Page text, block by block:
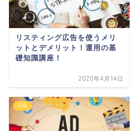
リスティング広告を使うメリ
ットとデメリット！運用の基
礎知識講座！
2020年4月14日
広告